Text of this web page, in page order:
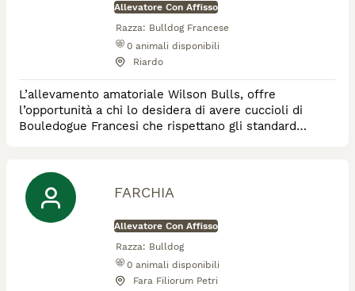
Allevatore Con Affisso
Razza: Bulldog Francese
0 animali disponibili
Riardo
L’allevamento amatoriale Wilson Bulls, offre
l’opportunità a chi lo desidera di avere cuccioli di
Bouledogue Francesi che rispettano gli standard
FARCHIA
Allevatore Con Affisso
Razza: Bulldog
0 animali disponibili
Fara Filiorum Petri